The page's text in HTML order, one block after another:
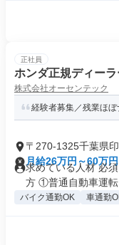
正社員
ホンダ正規ディー
株式会社オーセンテック
経験者募集／残業ほ
〒270-1325千葉県
月給26万円～60万円
求めている人材 必
方 ①普通自動車運転
バイク通勤OK 車通勤